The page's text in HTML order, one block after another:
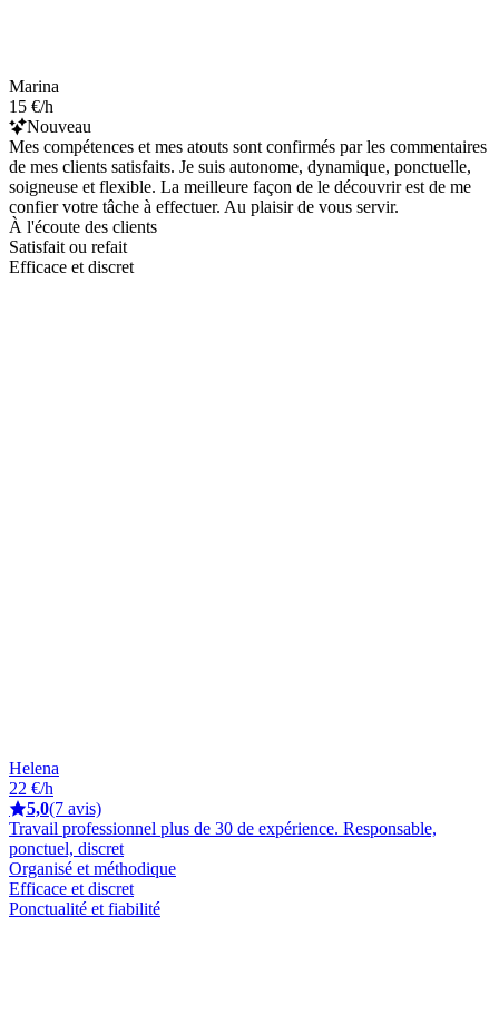
Marina
15 €/h
Nouveau
Mes compétences et mes atouts sont confirmés par les commentaires
de mes clients satisfaits. Je suis autonome, dynamique, ponctuelle,
soigneuse et flexible. La meilleure façon de le découvrir est de me
confier votre tâche à effectuer. Au plaisir de vous servir.
À l'écoute des clients
Satisfait ou refait
Efficace et discret
Helena
22 €/h
5,0(7 avis)
Travail professionnel plus de 30 de expérience. Responsable,
ponctuel, discret
Organisé et méthodique
Efficace et discret
Ponctualité et fiabilité